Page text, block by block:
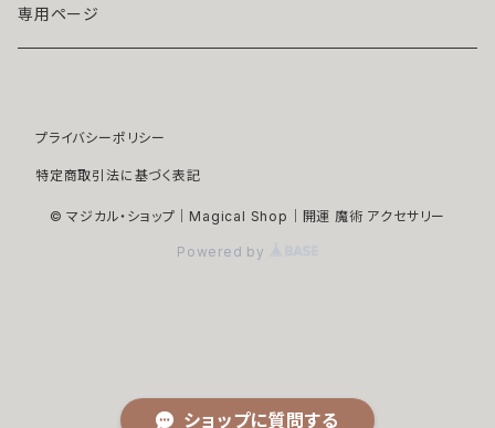
ショップに質問する
ブローチ
開運アイテム
浄化アイテム
ヘアアクセサリー
モアサナイト
パール
レッド
ピンク
イエロー
専用ページ
プライバシーポリシー
特定商取引法に基づく表記
© マジカル・ショップ｜Magical Shop｜開運 魔術 アクセサリー
Powered by